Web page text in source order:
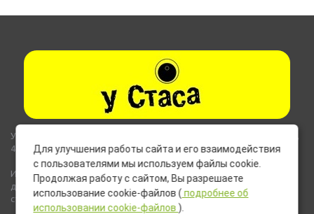
Указанные на сайте цены не являются публичной офертой (ст.435,
437 ГК РФ).
Используемые на сайте изображения товаров могут включать
дополнительное оборудование и компоненты, не входящие в
стандартную комплектацию товара.
Для улучшения работы сайта и его взаимодействия
с пользователями мы используем файлы cookie.
Продолжая работу с сайтом, Вы разрешаете
использование cookie-файлов ( подробнее об
использовании cookie-файлов ).